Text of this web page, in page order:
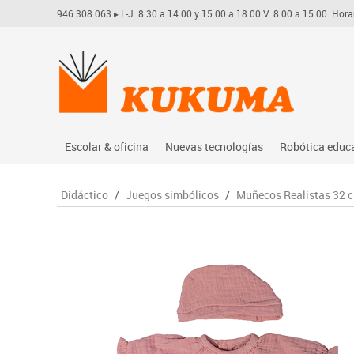
946 308 063 ▸ L-J: 8:30 a 14:00 y 15:00 a 18:00 V: 8:00 a 15:00.
Escolar & oficina
Archivo
Material escolar
Nuevas tecnologías
Audio
Soportes
Videoconferencia
Videoproyección
Robótica
Arduino
Didáctico / Juegos simbólicos / Muñecos Realistas 32